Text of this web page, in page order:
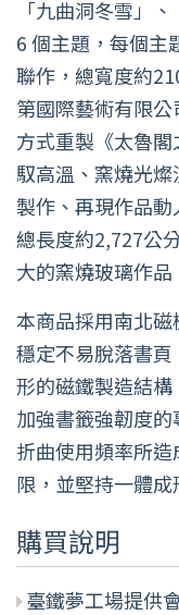
「九曲洞冬雪」
6 個主題，每個主
聯作，總寬度約
第國際藝術有限
方式重製《太魯
馭高溫、窯燒光
製作、再現作品動
總長度約2,727公
大的窯燒玻璃作品
本商品採用南北
穩定不易脫落書
形的磁鐵製造結構
加強書籤強韌度
折曲使用頻率所
限，並堅持一體
購買說明
臺鐵夢工場提供